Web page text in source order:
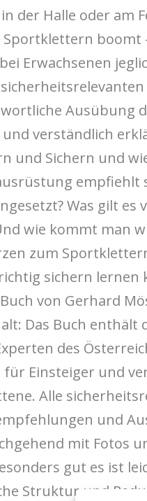
der Halle oder am
Sportklettern boomt
Erwachsenen
Ausübung
verständlich
und Sichern und
empfiehlt
Was gilt es
wie kommt man
zum
sichern lernen
von Gerhard
Das Buch enthält
des
für Einsteiger und
Alle
und
mit Fotos
gut es ist
Struktur und